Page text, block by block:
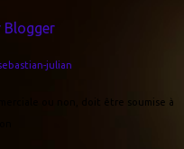
Blogger
julian
ou non, doit être soumise à